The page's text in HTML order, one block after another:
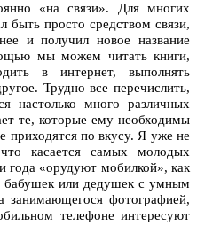
«на связи». Для многих
быть просто средством связи,
и получил новое название
мы можем читать книги,
в интернет, выполнять
Трудно все перечислить,
настолько много различных
те, которые ему необходимы
приходятся по вкусу. Я уже не
касается самых молодых
года «орудуют мобилкой», как
бабушек или дедушек с умным
занимающегося фотографией,
телефоне интересуют